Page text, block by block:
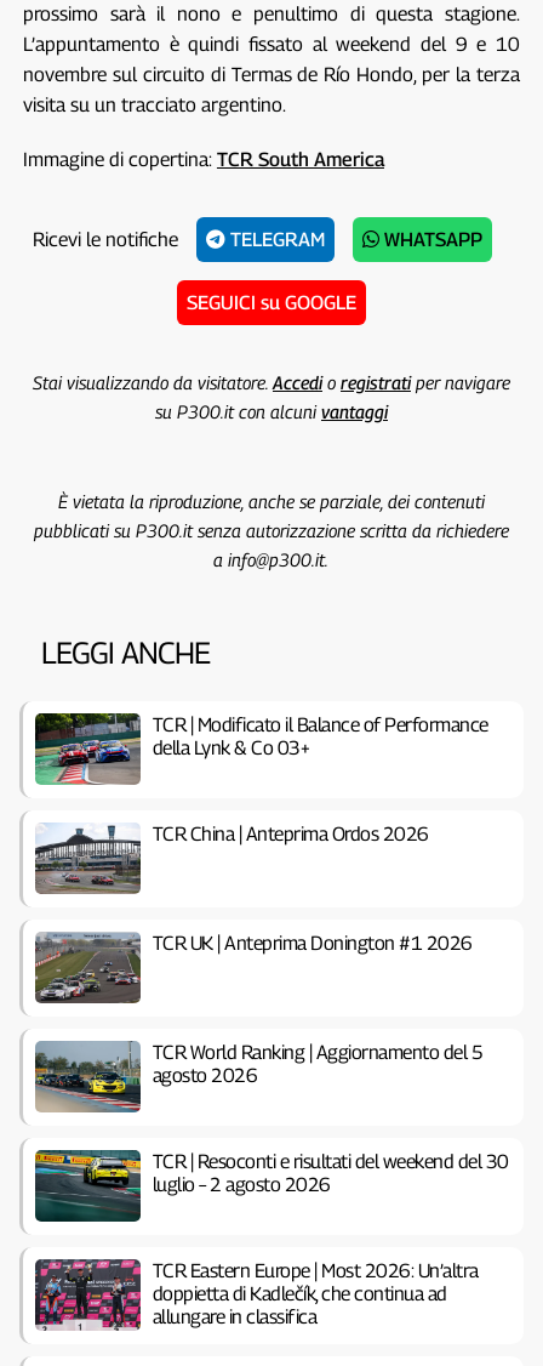
prossimo sarà il nono e penultimo di questa stagione.
L’appuntamento è quindi fissato al weekend del 9 e 10
novembre sul circuito di Termas de Río Hondo, per la terza
visita su un tracciato argentino.
Immagine di copertina: TCR South America
Ricevi le notifiche TELEGRAM WHATSAPP
SEGUICI su GOOGLE
Stai visualizzando da visitatore. Accedio registratiper navigare
su P300.it con alcunivantaggi
È vietata la riproduzione, anche se parziale, dei contenuti
pubblicati su P300.it senza autorizzazione scritta da richiedere
a info@p300.it.
LEGGI ANCHE
TCR | Modificato il Balance of Performance
della Lynk & Co 03+
TCR China | Anteprima Ordos 2026
TCR UK | Anteprima Donington #1 2026
TCR World Ranking | Aggiornamento del 5
agosto 2026
TCR | Resoconti e risultati del weekend del 30
luglio – 2 agosto 2026
TCR Eastern Europe | Most 2026: Un’altra
doppietta di Kadlečík, che continua ad
allungare in classifica